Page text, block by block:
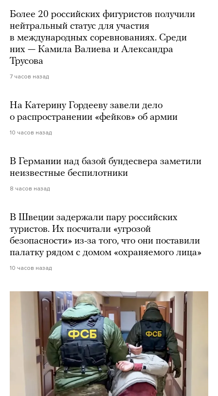
Более 20 российских фигуристов получили
нейтральный статус для участия
в международных соревнованиях. Среди
них — Камила Валиева и Александра
Трусова
7 часов назад
На Катерину Гордееву завели дело
о распространении «фейков» об армии
10 часов назад
В Германии над базой бундесвера заметили
неизвестные беспилотники
8 часов назад
В Швеции задержали пару российских
туристов. Их посчитали «угрозой
безопасности» из-за того, что они поставили
палатку рядом с домом «охраняемого лица»
10 часов назад